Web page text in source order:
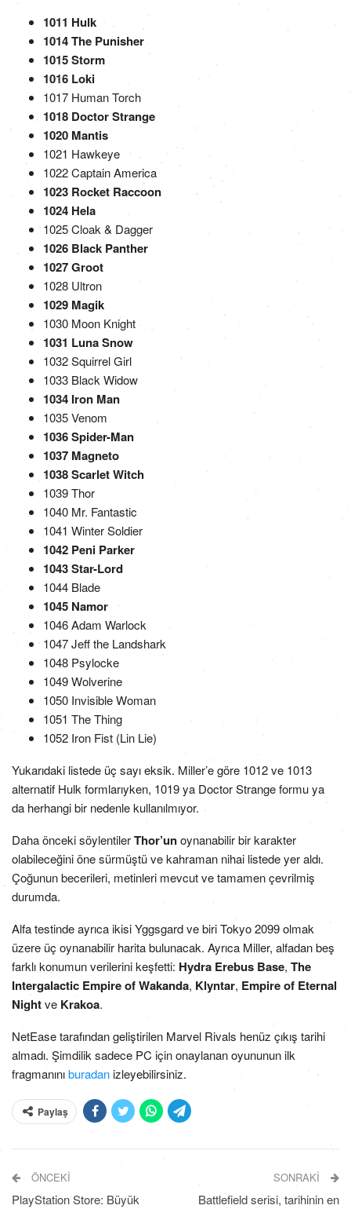
1011 Hulk
1014 The Punisher
1015 Storm
1016 Loki
1017 Human Torch
1018 Doctor Strange
1020 Mantis
1021 Hawkeye
1022 Captain America
1023 Rocket Raccoon
1024 Hela
1025 Cloak & Dagger
1026 Black Panther
1027 Groot
1028 Ultron
1029 Magik
1030 Moon Knight
1031 Luna Snow
1032 Squirrel Girl
1033 Black Widow
1034 Iron Man
1035 Venom
1036 Spider-Man
1037 Magneto
1038 Scarlet Witch
1039 Thor
1040 Mr. Fantastic
1041 Winter Soldier
1042 Peni Parker
1043 Star-Lord
1044 Blade
1045 Namor
1046 Adam Warlock
1047 Jeff the Landshark
1048 Psylocke
1049 Wolverine
1050 Invisible Woman
1051 The Thing
1052 Iron Fist (Lin Lie)
Yukarıdaki listede üç sayı eksik. Miller’e göre 1012 ve 1013
alternatif Hulk formlarıyken, 1019 ya Doctor Strange formu ya
da herhangi bir nedenle kullanılmıyor.
Daha önceki söylentilerThor’unoynanabilir bir karakter
olabileceğini öne sürmüştü ve kahraman nihai listede yer aldı.
Çoğunun becerileri, metinleri mevcut ve tamamen çevrilmiş
durumda.
Alfa testinde ayrıca ikisi Yggsgard ve biri Tokyo 2099 olmak
üzere üç oynanabilir harita bulunacak. Ayrıca Miller, alfadan beş
farklı konumun verilerini keşfetti: Hydra Erebus Base, The
Intergalactic Empire of Wakanda, Klyntar, Empire of Eternal
Nightve Krakoa.
NetEase tarafından geliştirilen Marvel Rivals henüz çıkış tarihi
almadı. Şimdilik sadece PC için onaylanan oyununun ilk
fragmanınıburadanizleyebilirsiniz.
Paylaş
ÖNCEKI
PlayStation Store: Büyük
SONRAKI
Battlefield serisi, tarihinin en